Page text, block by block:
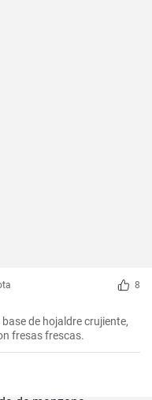
8
de hojaldre crujiente,
fresas frescas.